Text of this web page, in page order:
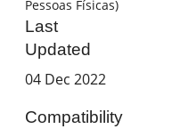
Pessoas Físicas)
Last
Updated
04 Dec 2022
Compatibility